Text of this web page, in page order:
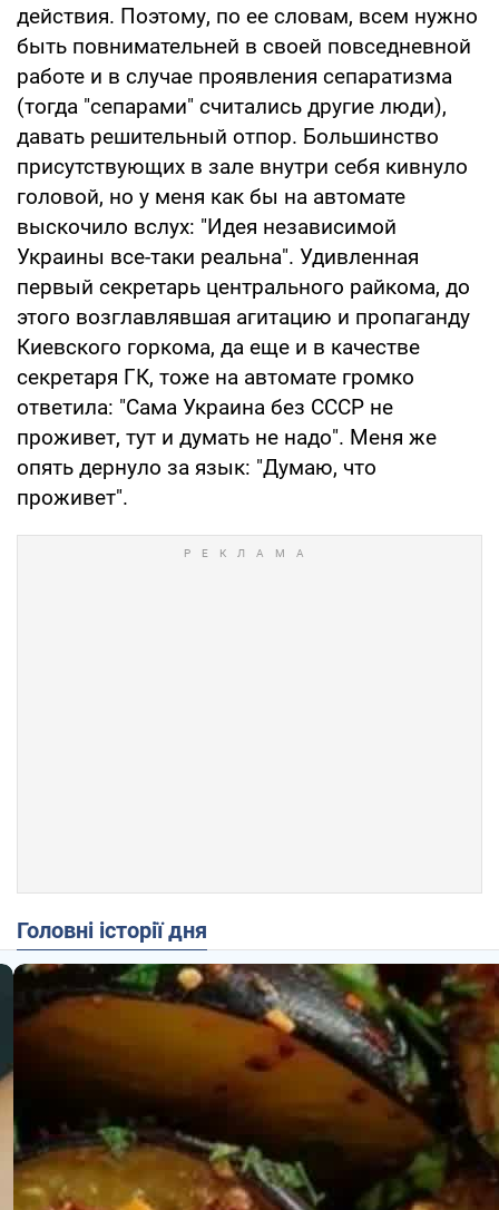
действия. Поэтому, по ее словам, всем нужно
быть повнимательней в своей повседневной
работе и в случае проявления сепаратизма
(тогда "сепарами" считались другие люди),
давать решительный отпор. Большинство
присутствующих в зале внутри себя кивнуло
головой, но у меня как бы на автомате
выскочило вслух: "Идея независимой
Украины все-таки реальна". Удивленная
первый секретарь центрального райкома, до
этого возглавлявшая агитацию и пропаганду
Киевского горкома, да еще и в качестве
секретаря ГК, тоже на автомате громко
ответила: "Сама Украина без СССР не
проживет, тут и думать не надо". Меня же
опять дернуло за язык: "Думаю, что
проживет".
Головні історії дня